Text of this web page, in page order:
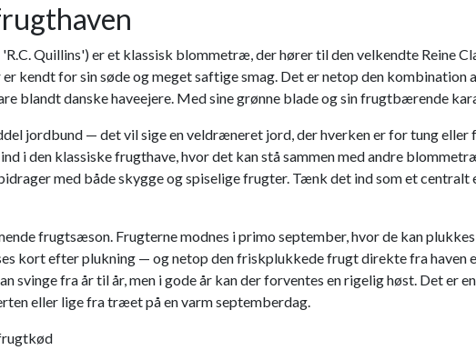
'R.C. Quillins') er et klassisk blommetræ, der hører til den velkendte
kendt for sin søde og meget saftige smag. Det er netop den kombination
blandt danske haveejere. Med sine grønne blade og sin frugtbærende
jordbund — det vil sige en veldræneret jord, der hverken er for tung eller
i den klassiske frugthave, hvor det kan stå sammen med andre
med både skygge og spiselige frugter. Tænk det ind som et centralt
frugtsæson. Frugterne modnes i primo september, hvor de kan
kort efter plukning — og netop den friskplukkede frugt direkte fra haven
fra år til år, men i gode år kan der forventes en rigelig høst. Det er
eller lige fra træet på en varm septemberdag.